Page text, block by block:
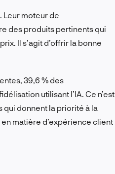
Leur moteur de
des produits pertinents qui
Il s’agit d’offrir la bonne
39,6 % des
utilisant l’IA. Ce n’est
qui donnent la priorité à la
matière d’expérience client